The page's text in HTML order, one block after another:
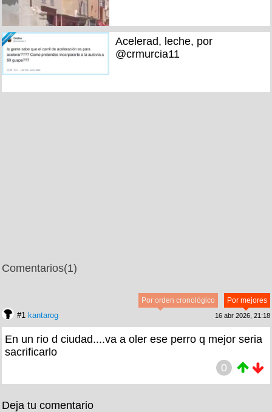
Acelerad, leche, por
@crmurcia11
Comentarios(1)
Por mejores
Por orden cronológico
#1 kantarog 16 abr 2026, 21:18
En un rio d ciudad....va a oler ese perro q mejor seria
sacrificarlo
0
Deja tu comentario